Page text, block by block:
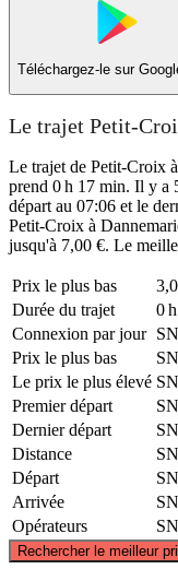
Téléchargez-le sur
Le trajet Petit-
Le trajet de Petit-Croix
prend 0 h 17 min. Il y a
départ au 07:06 et le
Petit-Croix à
jusqu'à 7,00 €. Le
Prix ​​le plus bas
Durée du trajet
0
Connexion par jour
Prix ​​le plus bas
Le prix le plus élevé
Premier départ
Dernier départ
Distance
Départ
Arrivée
Opérateurs
Rechercher le meilleur